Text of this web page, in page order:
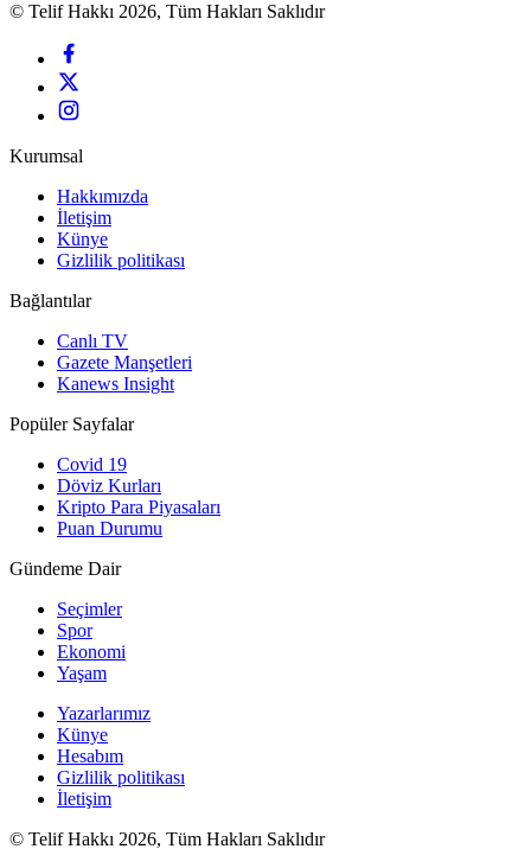
© Telif Hakkı 2026, Tüm Hakları Saklıdır
Kurumsal
Hakkımızda
İletişim
Künye
Gizlilik politikası
Bağlantılar
Canlı TV
Gazete Manşetleri
Kanews Insight
Popüler Sayfalar
Covid 19
Döviz Kurları
Kripto Para Piyasaları
Puan Durumu
Gündeme Dair
Seçimler
Spor
Ekonomi
Yaşam
Yazarlarımız
Künye
Hesabım
Gizlilik politikası
İletişim
© Telif Hakkı 2026, Tüm Hakları Saklıdır